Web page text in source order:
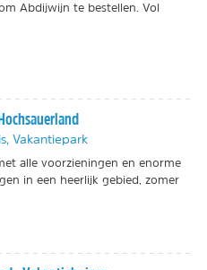
Abdijwijn te bestellen. Vol
Vakantiepark
alle voorzieningen en enorme
in een heerlijk gebied, zomer